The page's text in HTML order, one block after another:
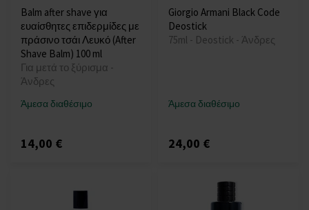
Balm after shave για
ευαίσθητες επιδερμίδες με
πράσινο τσάι Λευκό (After
Shave Balm) 100 ml
Για μετά το ξύρισμα -
Άνδρες
Άμεσα διαθέσιμο
14,00 €
Giorgio Armani Black Code
Deostick
75ml - Deostick - Άνδρες
Άμεσα διαθέσιμο
24,00 €